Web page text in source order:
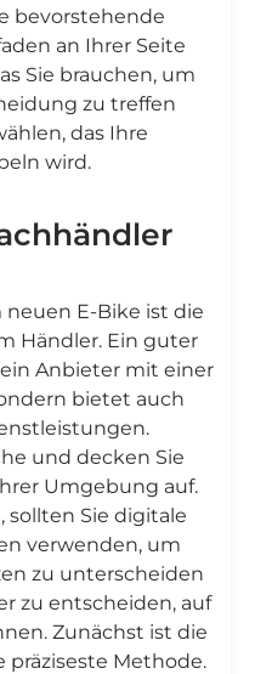
bevorstehende
an Ihrer Seite
Sie brauchen, um
zu treffen
das Ihre
wird.
E-Bike ist die
Händler. Ein guter
Anbieter mit einer
bietet auch
und decken Sie
Umgebung auf.
sollten Sie digitale
verwenden, um
zu unterscheiden
zu entscheiden, auf
Zunächst ist die
präziseste Methode.